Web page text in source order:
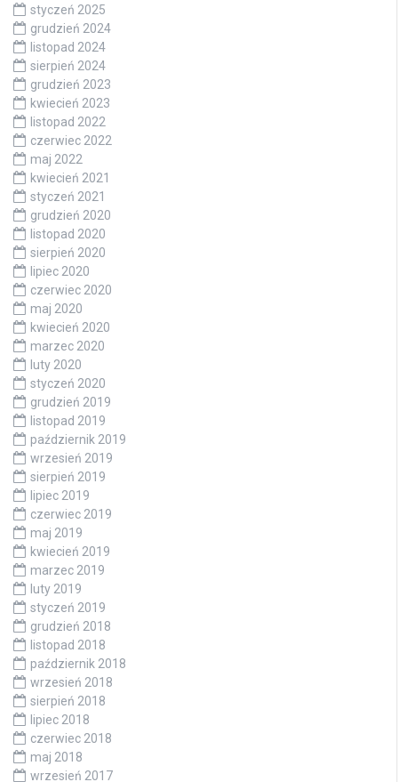
styczeń 2025
grudzień 2024
listopad 2024
sierpień 2024
grudzień 2023
kwiecień 2023
listopad 2022
czerwiec 2022
maj 2022
kwiecień 2021
styczeń 2021
grudzień 2020
listopad 2020
sierpień 2020
lipiec 2020
czerwiec 2020
maj 2020
kwiecień 2020
marzec 2020
luty 2020
styczeń 2020
grudzień 2019
listopad 2019
październik 2019
wrzesień 2019
sierpień 2019
lipiec 2019
czerwiec 2019
maj 2019
kwiecień 2019
marzec 2019
luty 2019
styczeń 2019
grudzień 2018
listopad 2018
październik 2018
wrzesień 2018
sierpień 2018
lipiec 2018
czerwiec 2018
maj 2018
wrzesień 2017